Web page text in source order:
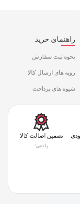
راهنمای خرید
نحوه ثبت سفارش
رویه های ارسال کالا
شیوه های پرداخت
تضمین اصالت کالا
واقعی!